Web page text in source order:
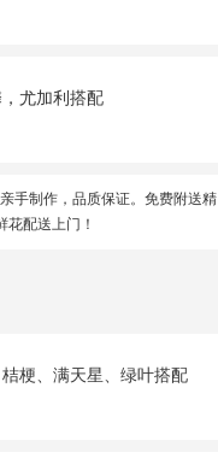
尤加利搭配
手制作，品质保证。免费附送精
配送上门！
梗、满天星、绿叶搭配